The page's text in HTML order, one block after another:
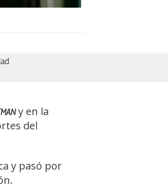
y en la
del
y pasó por